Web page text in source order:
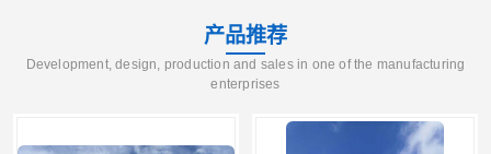
产品推荐
Development, design, production and sales in one of the manufacturing
enterprises